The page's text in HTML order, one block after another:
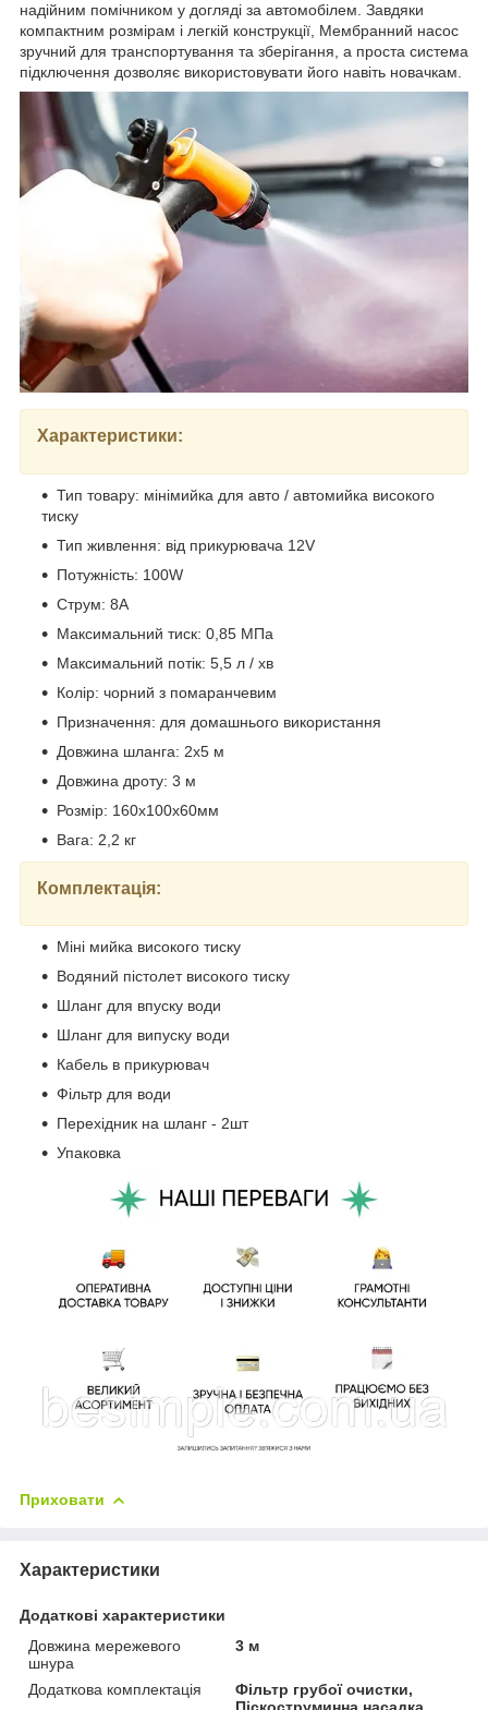
надійним помічником у догляді за автомобілем. Завдяки
компактним розмірам і легкій конструкції, Мембранний насос
зручний для транспортування та зберігання, а проста система
підключення дозволяє використовувати його навіть новачкам.
Характеристики:
Тип товару: мінімийка для авто / автомийка високого
тиску
Тип живлення: від прикурювача 12V
Потужність: 100W
Струм: 8A
Максимальний тиск: 0,85 МПа
Максимальний потік: 5,5 л / хв
Колір: чорний з помаранчевим
Призначення: для домашнього використання
Довжина шланга: 2х5 м
Довжина дроту: 3 м
Розмір: 160х100х60мм
Вага: 2,2 кг
Комплектація:
Міні мийка високого тиску
Водяний пістолет високого тиску
Шланг для впуску води
Шланг для випуску води
Кабель в прикурювач
Фільтр для води
Перехідник на шланг - 2шт
Упаковка
Приховати
Характеристики
Додаткові характеристики
Довжина мережевого
шнура
3 м
Додаткова комплектація
Фільтр грубої очистки,